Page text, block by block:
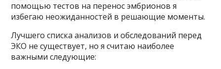
помощью тестов на перенос эмбрионов я
избегаю неожиданностей в решающие моменты.
Лучшего списка анализов и обследований перед
ЭКО не существует, но я считаю наиболее
важными следующие: